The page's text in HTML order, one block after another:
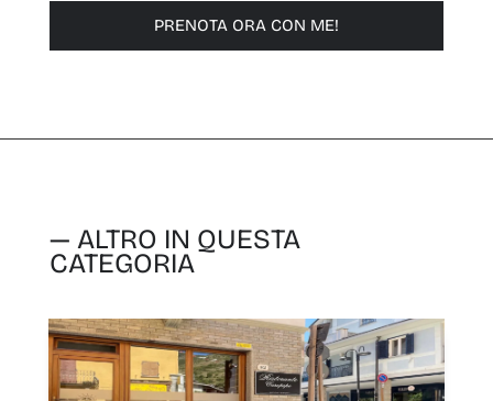
PRENOTA ORA CON ME!
— ALTRO IN QUESTA
CATEGORIA